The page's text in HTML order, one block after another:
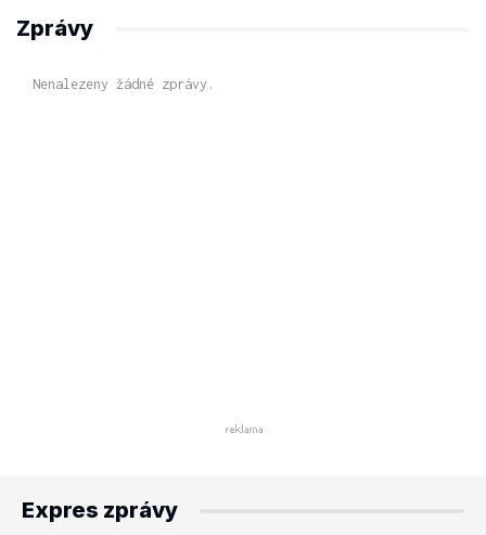
Zprávy
Nenalezeny žádné zprávy.
Expres zprávy